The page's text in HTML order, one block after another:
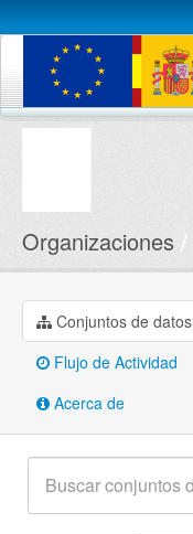
Conjuntos de datos
Organizaciones
Conjuntos de datos
Flujo de Actividad
Acerca de